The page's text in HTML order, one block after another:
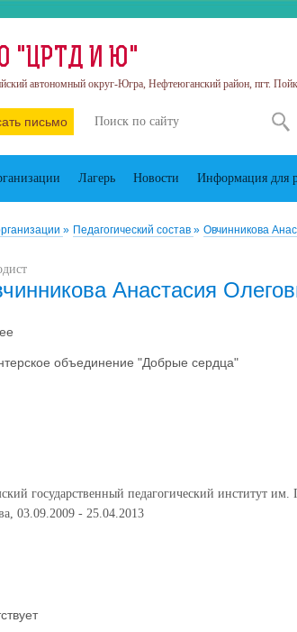
» Педагогический состав » Овчинникова
Анастасия
объединение "Добрые сердца"
государственный педагогический институт им.
03.09.2009 - 25.04.2013
"ЦРТД И Ю"
автономный округ-Югра, Нефтеюганский район, пгт.
письмо
Лагерь Новости Информация для